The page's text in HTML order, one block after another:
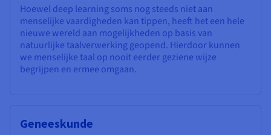
Hoewel deep learning soms nog steeds niet aan
menselijke vaardigheden kan tippen, heeft het een hele
nieuwe wereld aan mogelijkheden op basis van
natuurlijke taalverwerking geopend. Hierdoor kunnen
we menselijke taal op nooit eerder geziene wijze
begrijpen en ermee omgaan.
Geneeskunde